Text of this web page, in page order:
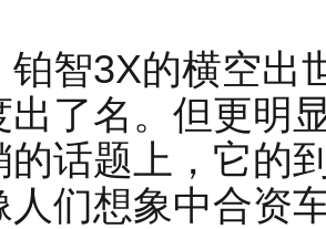
铂智3X的横空出
出了名。但更明
的话题上，它的
人们想象中合资